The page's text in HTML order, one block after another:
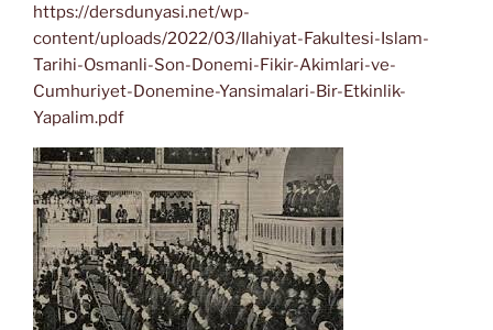
https://dersdunyasi.net/wp-
content/uploads/2022/03/Ilahiyat-Fakultesi-Islam-
Tarihi-Osmanli-Son-Donemi-Fikir-Akimlari-ve-
Cumhuriyet-Donemine-Yansimalari-Bir-Etkinlik-
Yapalim.pdf